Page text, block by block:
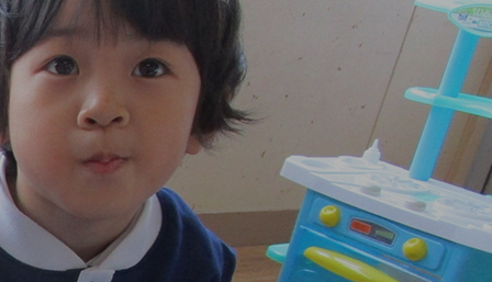
みつか新聞2025年1月号
2025.02.01
みつか新聞2024年1月号
2024.02.01
26
PTAホッと情報2025年2月号